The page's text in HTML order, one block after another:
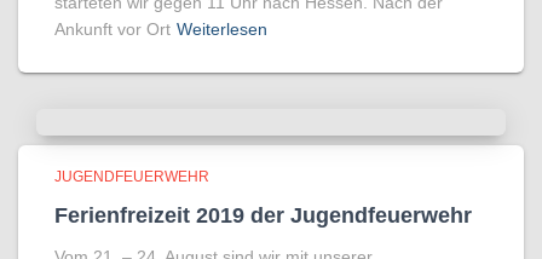
Ankunft vor Ort Weiterlesen
JUGENDFEUERWEHR
Ferienfreizeit 2019 der Jugendfeuerwehr